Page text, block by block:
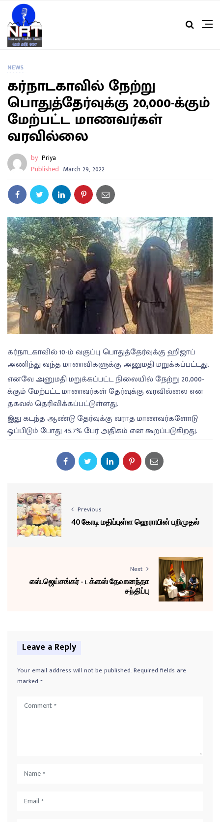
NEWS
கர்நாடகாவில் நேற்று
பொதுத்தேர்வுக்கு 20,000-க்கும்
மேற்பட்ட மாணவர்கள்
வரவில்லை
by Priya
Published March 29, 2022
கர்நாடகாவில் 10-ம் வகுப்பு பொதுத்தேர்வுக்கு ஹிஜாப்
அணிந்து வந்த மாணவிகளுக்கு அனுமதி மறுக்கப்பட்டது.
எனவே அனுமதி மறுக்கப்பட்ட நிலையில் நேற்று 20,000-
க்கும் மேற்பட்ட மாணவர்கள் தேர்வுக்கு வரவில்லை என
தகவல் தெரிவிக்கப்பட்டுள்ளது.
இது கடந்த ஆண்டு தேர்வுக்கு வராத மாணவர்களோடு
ஒப்பிடும் போது 45.7% பேர் அதிகம் என கூறப்படுகிறது.
Previous
40 கோடி மதிப்புள்ள ஹெராயின் பறிமுதல்
Next
எஸ்.ஜெய்சங்கர் - டக்ளஸ் தேவானந்தா
சந்திப்பு
Leave a Reply
Your email address will not be published.Required fields are
marked *